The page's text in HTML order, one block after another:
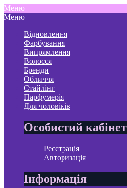
Меню
Меню
Відновлення
Фарбування
Випрямлення
Волосся
Бренди
Обличчя
Стайлінг
Парфумерія
Для чоловіків
Особистий кабінет
Реєстрація
Авторизація
Інформація